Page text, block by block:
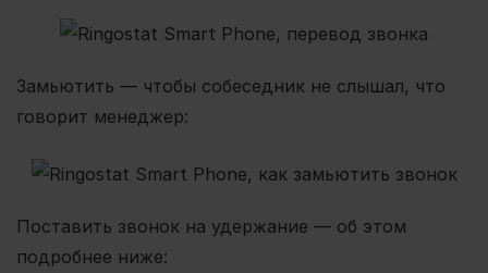
Замьютить — чтобы собеседник не слышал, что
говорит менеджер:
Поставить звонок на удержание — об этом
подробнее ниже: